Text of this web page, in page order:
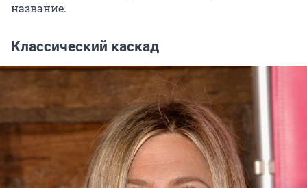
название.
Классический каскад